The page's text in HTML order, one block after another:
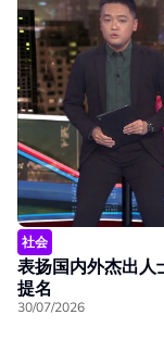
社会
表扬国内外杰出
提名
30/07/2026